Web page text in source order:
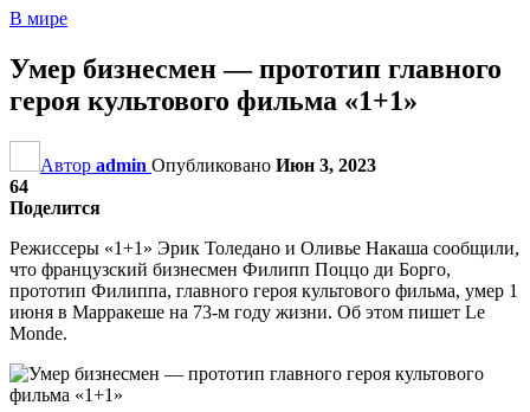
В мире
Умер бизнесмен — прототип главного
героя культового фильма «1+1»
Автор admin Опубликовано Июн 3, 2023
64
Поделится
Режиссеры «1+1» Эрик Толедано и Оливье Накаша сообщили,
что французский бизнесмен Филипп Поццо ди Борго,
прототип Филиппа, главного героя культового фильма, умер 1
июня в Марракеше на 73-м году жизни. Об этом пишет Le
Monde.